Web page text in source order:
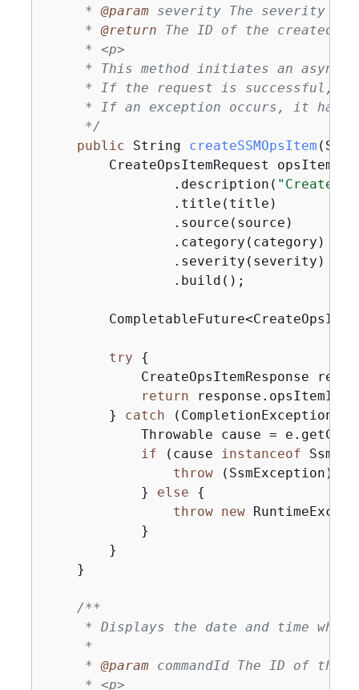
     *
@param severity The severity of
     *
@return The ID of the created
     * <p>
* This method initiates an
* If the request is successful,
* If an exception occurs, it
     */
public String createSSMOpsItem
CreateOpsItemRequest
                .description(
"Created
                .title(title)
                .source(source)
                .category(category)
                .severity(severity)
                .build();
try
{
CreateOpsItemResponse
return
        }
catch (CompletionException
Throwable cause =
if (cause instanceof
throw (SsmException)
            }
else
{
throw new
            }
        }
    }
/**
* Displays the date and time when
     *
     *
@param commandId The ID of the
     * <p>